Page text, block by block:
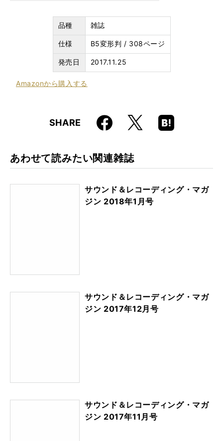
仕様 B5変形判 / 308ページ
Amazonから購入する
FacebooX
Hatena